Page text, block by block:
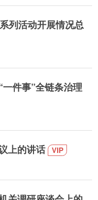
列活动开展情况总
件事”全链条治理
上的讲话 VIP